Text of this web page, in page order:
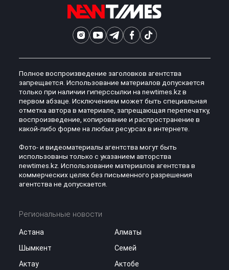
Полное воспроизведение заголовков агентства
запрещается. Использование материалов допускается
только при наличии гиперссылки на newtimes.kz в
первом абзаце. Исключением может быть специальная
отметка автора в материале, запрещающая перепечатку,
воспроизведение, копирование и распространение в
какой-либо форме на любых ресурсах в интернете.
Фото- и видеоматериалы агентства могут быть
использованы только с указанием авторства
newtimes.kz. Использование материалов агентства в
коммерческих целях без письменного разрешения
агентства не допускается.
Региональные новости
Астана
Алматы
Шымкент
Семей
Актау
Актобе